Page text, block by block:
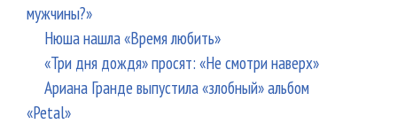
мужчины?»
Нюша нашла «Время любить»
«Три дня дождя» просят: «Не смотри наверх»
Ариана Гранде выпустила «злобный» альбом
«Petal»